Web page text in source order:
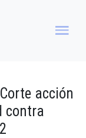
acción
contra